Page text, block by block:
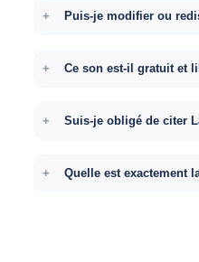
Puis-je modifier ou
Ce son est-il gratuit et
Suis-je obligé de citer
Quelle est exactement